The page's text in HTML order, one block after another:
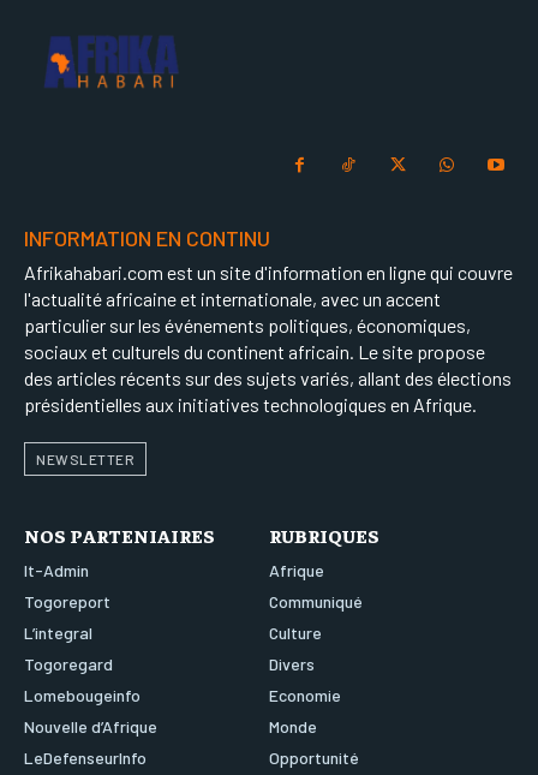
INFORMATION EN CONTINU
Afrikahabari.com est un site d'information en ligne qui couvre
l'actualité africaine et internationale, avec un accent
particulier sur les événements politiques, économiques,
sociaux et culturels du continent africain. Le site propose
des articles récents sur des sujets variés, allant des élections
présidentielles aux initiatives technologiques en Afrique.
NEWSLETTER
NOS PARTENIAIRES
It-Admin
Togoreport
L’integral
Togoregard
Lomebougeinfo
Nouvelle d’Afrique
LeDefenseurInfo
RUBRIQUES
Afrique
Communiqué
Culture
Divers
Economie
Monde
Opportunité